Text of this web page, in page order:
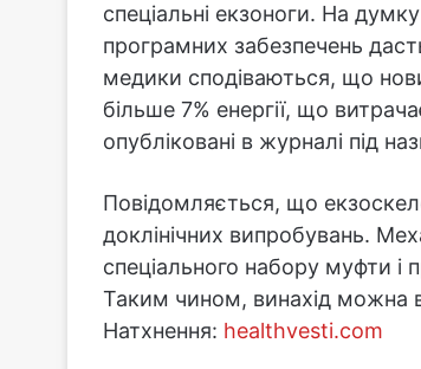
спеціальні екзоноги. На
програмних забезпечень
медики сподіваються, що
більше 7% енергії, що
опубліковані в журналі під
Повідомляється, що
доклінічних випробувань.
спеціального набору муфти
Таким чином, винахід можна
Натхнення: healthvesti.com